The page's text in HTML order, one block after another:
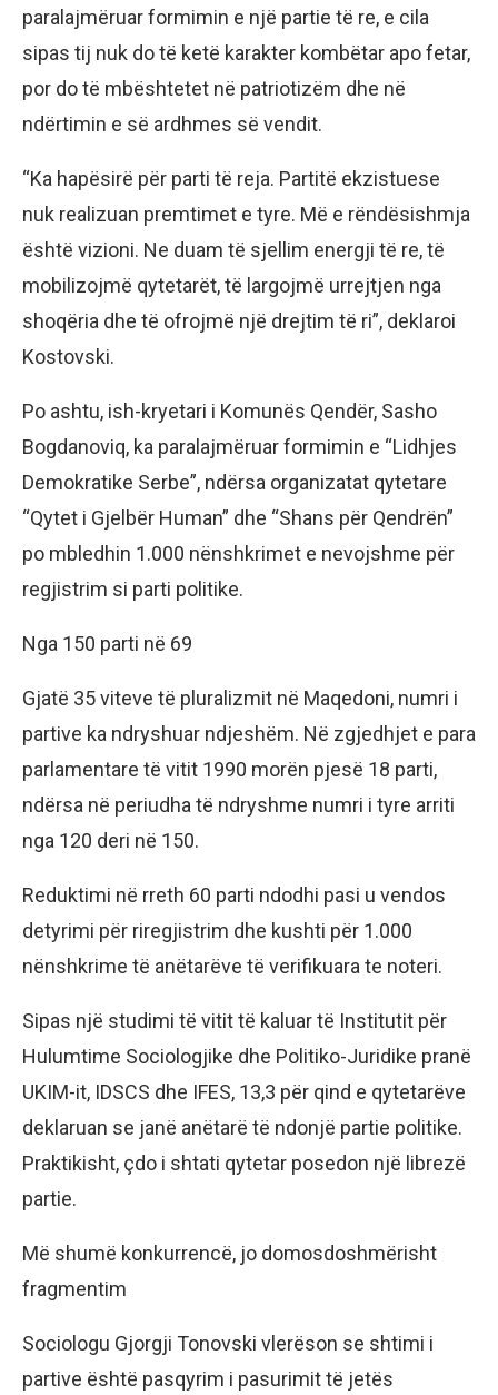
paralajmëruar formimin e një partie të re, e cila
sipas tij nuk do të ketë karakter kombëtar apo fetar,
por do të mbështetet në patriotizëm dhe në
ndërtimin e së ardhmes së vendit.
“Ka hapësirë për parti të reja. Partitë ekzistuese
nuk realizuan premtimet e tyre. Më e rëndësishmja
është vizioni. Ne duam të sjellim energji të re, të
mobilizojmë qytetarët, të largojmë urrejtjen nga
shoqëria dhe të ofrojmë një drejtim të ri”, deklaroi
Kostovski.
Po ashtu, ish-kryetari i Komunës Qendër, Sasho
Bogdanoviq, ka paralajmëruar formimin e “Lidhjes
Demokratike Serbe”, ndërsa organizatat qytetare
“Qytet i Gjelbër Human” dhe “Shans për Qendrën”
po mbledhin 1.000 nënshkrimet e nevojshme për
regjistrim si parti politike.
Nga 150 parti në 69
Gjatë 35 viteve të pluralizmit në Maqedoni, numri i
partive ka ndryshuar ndjeshëm. Në zgjedhjet e para
parlamentare të vitit 1990 morën pjesë 18 parti,
ndërsa në periudha të ndryshme numri i tyre arriti
nga 120 deri në 150.
Reduktimi në rreth 60 parti ndodhi pasi u vendos
detyrimi për riregjistrim dhe kushti për 1.000
nënshkrime të anëtarëve të verifikuara te noteri.
Sipas një studimi të vitit të kaluar të Institutit për
Hulumtime Sociologjike dhe Politiko-Juridike pranë
UKIM-it, IDSCS dhe IFES, 13,3 për qind e qytetarëve
deklaruan se janë anëtarë të ndonjë partie politike.
Praktikisht, çdo i shtati qytetar posedon një librezë
partie.
Më shumë konkurrencë, jo domosdoshmërisht
fragmentim
Sociologu Gjorgji Tonovski vlerëson se shtimi i
partive është pasqyrim i pasurimit të jetës